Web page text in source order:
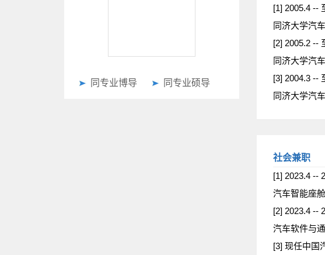
同专业博导 同专业硕导
[1] 2005.4 --
同济大学汽
[2] 2005.2 --
同济大学汽
[3] 2004.3 --
同济大学汽
社会兼职
[1] 2023.4 --
汽车智能座
[2] 2023.4 --
汽车软件与
[3] 现任中国